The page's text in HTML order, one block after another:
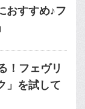
おすすめ♪フ
！フェヴリ
」を試して